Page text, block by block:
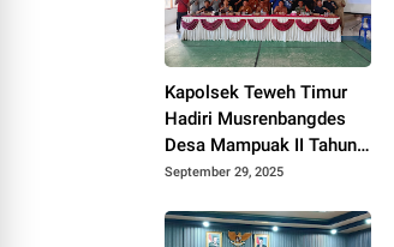
Kapolsek Teweh Timur
Hadiri Musrenbangdes
Desa Mampuak II Tahun
Anggaran 2026
September 29, 2025